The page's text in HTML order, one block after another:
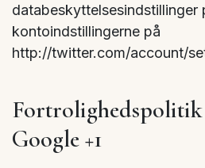
databeskyttelsesindstillinger
kontoindstillingerne på
http://twitter.com/account/
Google +1